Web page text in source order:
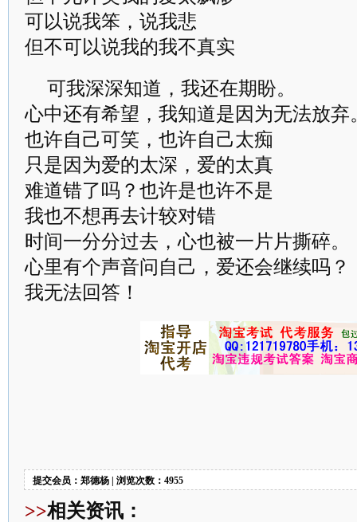
可以说我笨，说我悲
但不可以说我的我不真实
可我深深知道，我还在期盼。
心中还有希望，我知道是因为无法放弃
也许自己可笑，也许自己太痴
只是因为爱的太深，爱的太真
难道错了吗？也许是也许不是
我也不想再去计较对错
时间一分分过去，心也被一片片撕碎。
心里有个声音问自己，爱还会继续吗？
我无法回答！
提交会员：郑德杨 | 浏览次数：4955
>>相关资讯：